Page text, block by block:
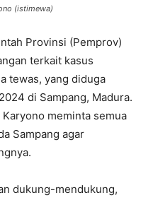
(istimewa)
Provinsi (Pemprov)
terkait kasus
tewas, yang diduga
di Sampang, Madura.
meminta semua
Sampang agar
dukung-mendukung,